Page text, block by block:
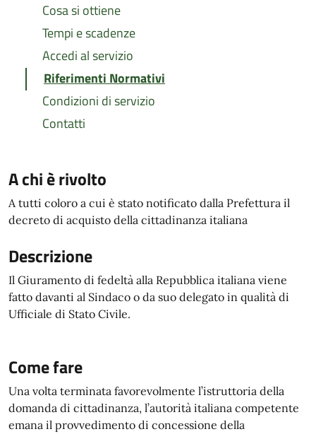
Cosa si ottiene
Tempi e scadenze
Accedi al servizio
Riferimenti Normativi
Condizioni di servizio
Contatti
A chi è rivolto
A tutti coloro a cui è stato notificato dalla Prefettura il
decreto di acquisto della cittadinanza italiana
Descrizione
Il Giuramento di fedeltà alla Repubblica italiana viene
fatto davanti al Sindaco o da suo delegato in qualità di
Ufficiale di Stato Civile.
Come fare
Una volta terminata favorevolmente l’istruttoria della
domanda di cittadinanza, l’autorità italiana competente
emana il provvedimento di concessione della